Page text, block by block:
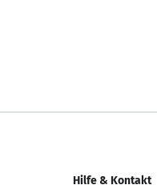
Hilfe & Kontakt